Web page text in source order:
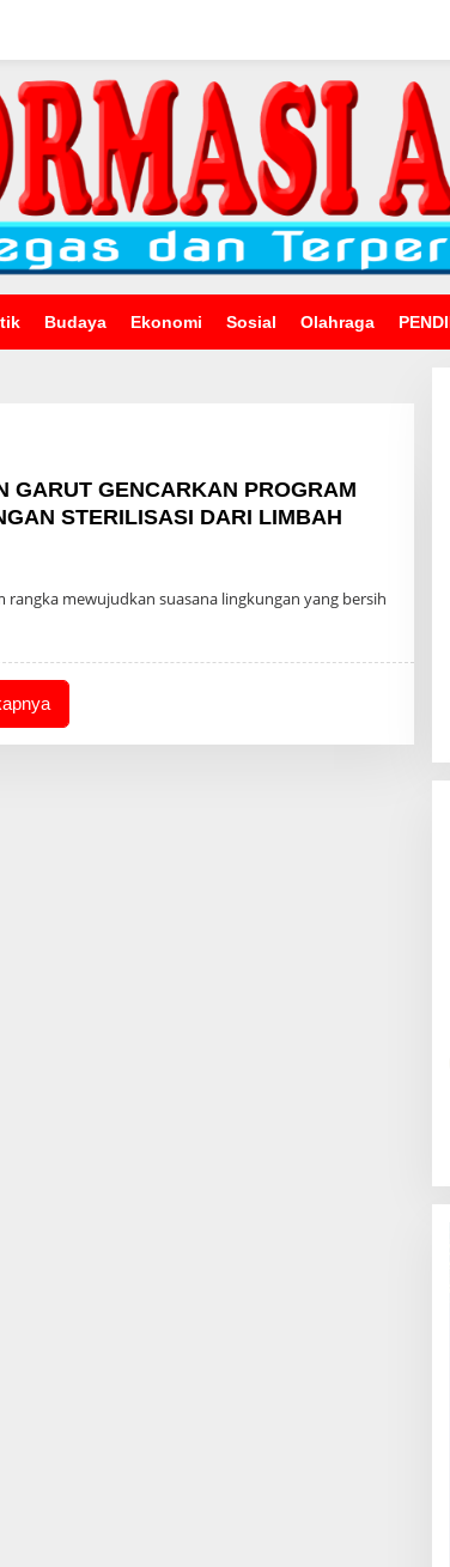
Budaya Ekonomi Sosial Olahraga
GARUT GENCARKAN PROGRAM
STERILISASI DARI LIMBAH
rangka mewujudkan suasana lingkungan yang bersih